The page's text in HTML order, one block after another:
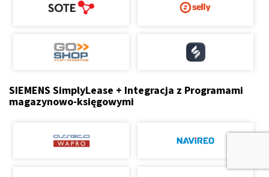
SIEMENS SimplyLease + Integracja z Programami
magazynowo-księgowymi